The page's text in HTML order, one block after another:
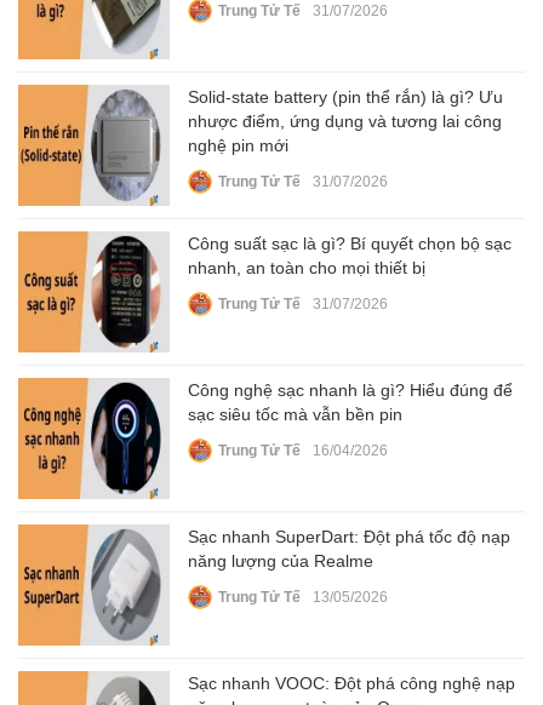
Trung Tử Tế 31/07/2026
Solid-state battery (pin thể rắn) là gì? Ưu
nhược điểm, ứng dụng và tương lai công
nghệ pin mới
Trung Tử Tế 31/07/2026
Công suất sạc là gì? Bí quyết chọn bộ sạc
nhanh, an toàn cho mọi thiết bị
Trung Tử Tế 31/07/2026
Công nghệ sạc nhanh là gì? Hiểu đúng để
sạc siêu tốc mà vẫn bền pin
Trung Tử Tế 16/04/2026
Sạc nhanh SuperDart: Đột phá tốc độ nạp
năng lượng của Realme
Trung Tử Tế 13/05/2026
Sạc nhanh VOOC: Đột phá công nghệ nạp